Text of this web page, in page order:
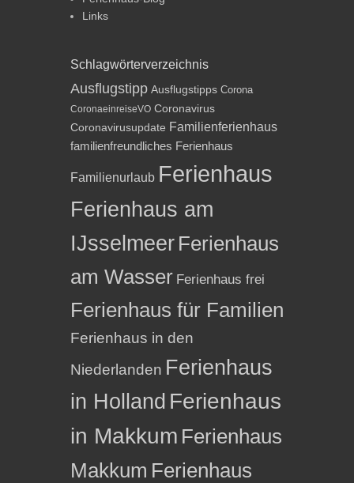
Links
Schlagwörterverzeichnis
Ausflugstipp Ausflugstipps Corona
CoronaeinreiseVO Coronavirus
Coronavirusupdate Familienferienhaus
familienfreundliches Ferienhaus
Familienurlaub Ferienhaus
Ferienhaus am
IJsselmeer Ferienhaus
am Wasser Ferienhaus frei
Ferienhaus für Familien
Ferienhaus in den
Niederlanden Ferienhaus
in Holland Ferienhaus
in Makkum Ferienhaus
Makkum Ferienhaus